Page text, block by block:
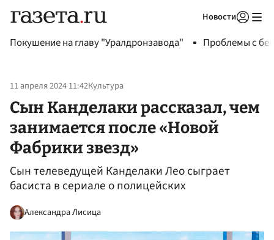
Новости
Покушение на главу "Уралдронзавода" Проблемы с
11 апреля 2024 11:42Культура
Сын Канделаки рассказал, чем
занимается после «Новой
Фабрики звезд»
Сын телеведущей Канделаки Лео сыграет
басиста в сериале о полицейских
Александра Лисица